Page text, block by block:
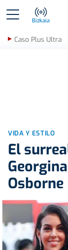
Bizkaia
Caso Plus Ultra
VIDA Y ESTILO
El
Osborne